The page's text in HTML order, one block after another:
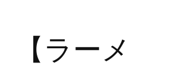
【ラーメ